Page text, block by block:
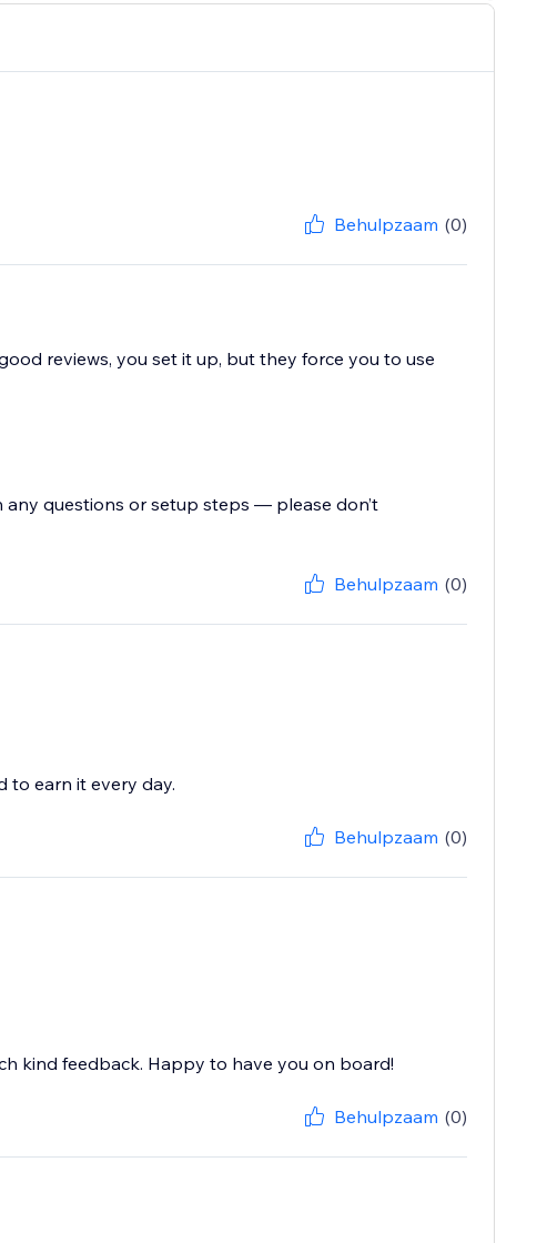
Behulpzaam (0)
reviews, you set it up, but they force you to use
questions or setup steps — please don’t
Behulpzaam (0)
to earn it every day.
Behulpzaam (0)
kind feedback. Happy to have you on board!
Behulpzaam (0)